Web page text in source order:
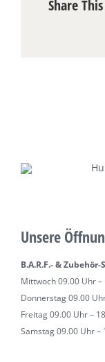
Share
Unsere
B.A.R.F.- & Zubehör-
Mittwoch 09.00 Uhr –
Donnerstag 09.00
Freitag 09.00 Uhr –
Samstag 09.00 Uhr –